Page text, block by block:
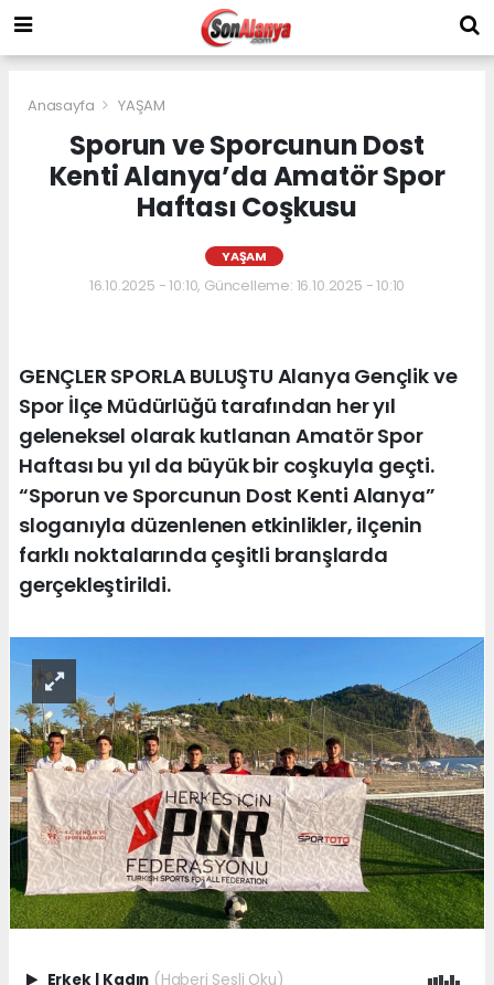
Anasayfa YAŞAM
Sporun ve Sporcunun Dost
Kenti Alanya’da Amatör Spor
Haftası Coşkusu
YAŞAM
16.10.2025 - 10:10, Güncelleme: 16.10.2025 - 10:10
GENÇLER SPORLA BULUŞTU Alanya Gençlik ve
Spor İlçe Müdürlüğü tarafından her yıl
geleneksel olarak kutlanan Amatör Spor
Haftası bu yıl da büyük bir coşkuyla geçti.
“Sporun ve Sporcunun Dost Kenti Alanya”
sloganıyla düzenlenen etkinlikler, ilçenin
farklı noktalarında çeşitli branşlarda
gerçekleştirildi.
Erkek | Kadın (Haberi Sesli Oku)